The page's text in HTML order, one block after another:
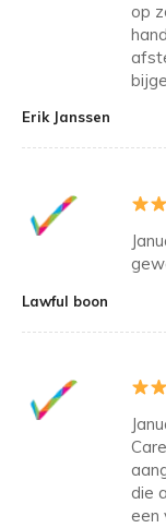
op
Erik Janssen
Lawful boon
die
een